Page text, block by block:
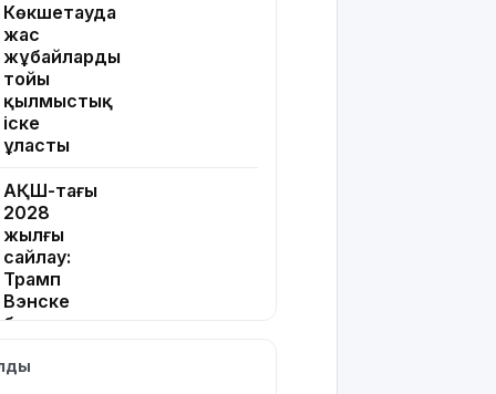
Көкшетауда
жас
жұбайлардың
тойы
қылмыстық
іске
ұласты
АҚШ-тағы
2028
жылғы
сайлау:
Трамп
Вэнске
басымдық
бастады